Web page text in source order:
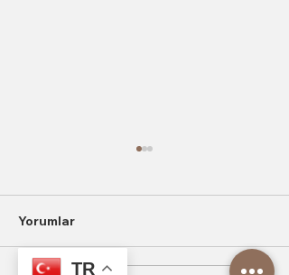
TR
Yorumlar